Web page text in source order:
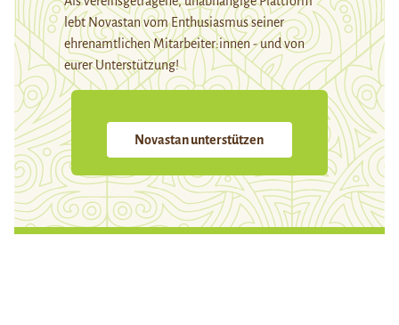
lebt Novastan vom Enthusiasmus seiner
ehrenamtlichen Mitarbeiter:innen - und von
eurer Unterstützung!
Novastan unterstützen